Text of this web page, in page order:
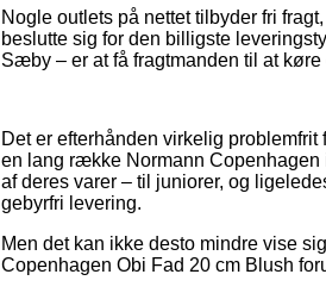
Nogle outlets på nettet tilbyder fri
beslutte sig for den billigste
Sæby – er at få fragtmanden til at
Det er efterhånden virkelig
en lang række Normann
af deres varer – til juniorer, og
gebyrfri levering.
Men det kan ikke desto mindre vise
Copenhagen Obi Fad 20 cm Blush